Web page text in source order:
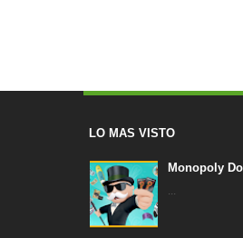
LO MAS VISTO
Monopoly
...